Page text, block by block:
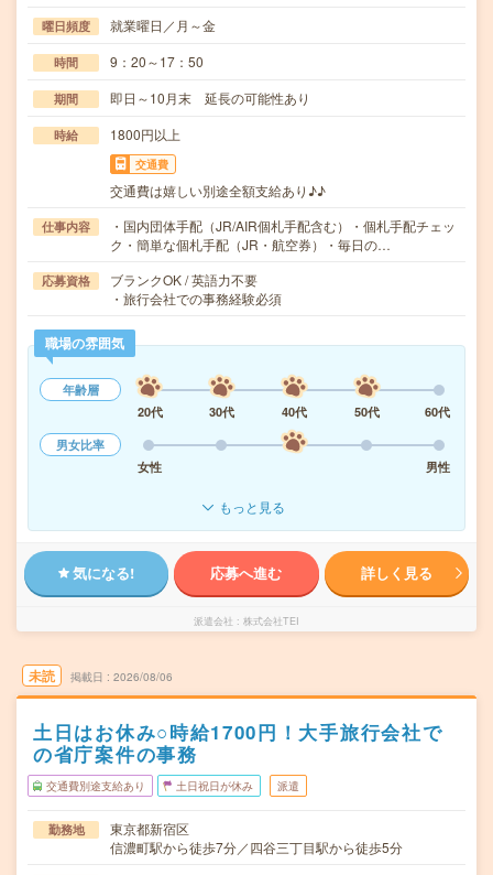
曜日頻度 就業曜日／月～金
時間 9：20～17：50
期間 即日～10月末 延長の可能性あり
時給 1800円以上
交通費
交通費は嬉しい別途全額支給あり♪♪
仕事内容
・国内団体手配（JR/AIR個札手配含む）・個札手配チェッ
ク・簡単な個札手配（JR・航空券）・毎日の…
応募資格
ブランクOK / 英語力不要
・旅行会社での事務経験必須
職場の雰囲気
年齢層
20代
30代 40代 50代
60代
男女比率
女性
男性
もっと見る
気になる! 応募へ進む 詳しく見る
派遣会社 株式会社TEI
未読 掲載日 2026/08/06
土日はお休み○時給1700円！大手旅行会社で
の省庁案件の事務
交通費別途支給あり 土日祝日が休み 派遣
勤務地
東京都新宿区
信濃町駅から徒歩7分／四谷三丁目駅から徒歩5分